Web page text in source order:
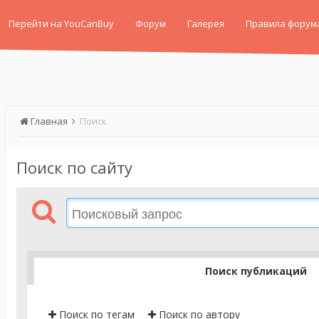
Перейти на YouCanBuy Форум Галерея Правила
Главная Поиск
Поиск по сайту
Поиск публикаций
Поиск по тегам Поиск по автору